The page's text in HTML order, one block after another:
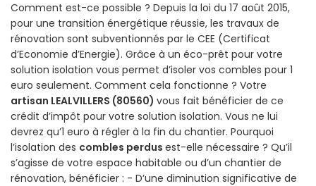
Comment est-ce possible ? Depuis la loi du 17 août 2015,
pour une transition énergétique réussie, les travaux de
rénovation sont subventionnés par le CEE (Certificat
d’Economie d’Energie). Grâce à un éco-prêt pour votre
solution isolation vous permet d’isoler vos combles pour 1
euro seulement. Comment cela fonctionne ? Votre
artisan LEALVILLERS (80560) vous fait bénéficier de ce
crédit d’impôt pour votre solution isolation. Vous ne lui
devrez qu’1 euro à régler à la fin du chantier. Pourquoi
l’isolation des combles perdus est-elle nécessaire ? Qu’il
s’agisse de votre espace habitable ou d’un chantier de
rénovation, bénéficier : - D’une diminution significative de